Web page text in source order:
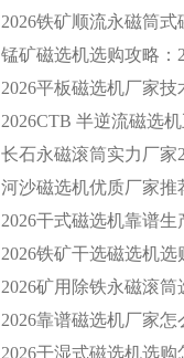
锰矿磁选机选购攻略：